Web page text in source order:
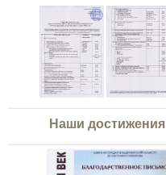
Наши достижения